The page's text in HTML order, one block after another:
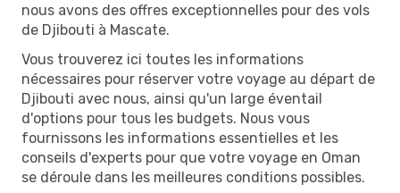
nous avons des offres exceptionnelles pour des vols
de Djibouti à Mascate.
Vous trouverez ici toutes les informations
nécessaires pour réserver votre voyage au départ de
Djibouti avec nous, ainsi qu'un large éventail
d'options pour tous les budgets. Nous vous
fournissons les informations essentielles et les
conseils d'experts pour que votre voyage en Oman
se déroule dans les meilleures conditions possibles.